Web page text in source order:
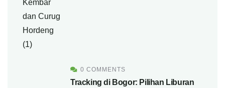
0 COMMENTS
Tracking di Bogor: Pilihan Liburan